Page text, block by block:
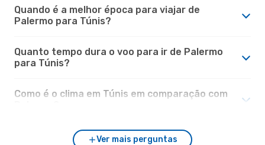
Quando é a melhor época para viajar de
Palermo para Túnis?
Quanto tempo dura o voo para ir de Palermo
para Túnis?
Como é o clima em Túnis em comparação com
Ver mais perguntas